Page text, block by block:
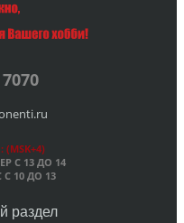
С 13 ДО 14
10 ДО 13
раздел